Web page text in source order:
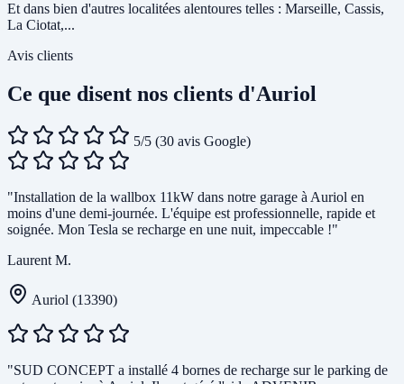
Et dans bien d'autres localitées alentoures telles : Marseille, Cassis,
La Ciotat,...
Avis clients
Ce que disent nos clients d'Auriol
5/5 (30 avis Google)
"Installation de la wallbox 11kW dans notre garage à Auriol en
moins d'une demi-journée. L'équipe est professionnelle, rapide et
soignée. Mon Tesla se recharge en une nuit, impeccable !"
Laurent M.
Auriol (13390)
"SUD CONCEPT a installé 4 bornes de recharge sur le parking de